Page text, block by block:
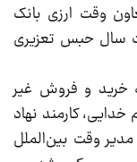
وقت ارزی بانک
سال حبس تعزیری
خرید و فروش غیر
کارمند نهاد
وقت بین‌الملل